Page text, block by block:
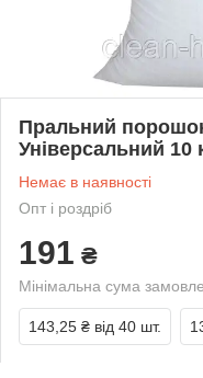
Пральний
Універсальний 10
Немає в наявності
Опт і роздріб
191 ₴
Мінімальна сума
143,25 ₴ від 40 шт.